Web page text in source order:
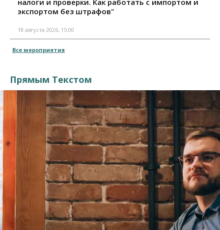
экспортом без штрафов"
18 августа 2026, 15:00
Все мероприятия
Прямым Текстом